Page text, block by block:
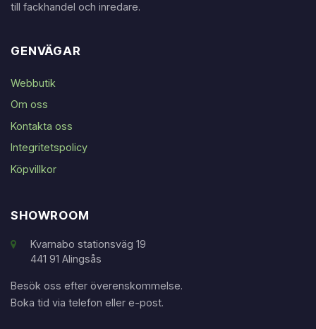
till fackhandel och inredare.
GENVÄGAR
Webbutik
Om oss
Kontakta oss
Integritetspolicy
Köpvillkor
SHOWROOM
Kvarnabo stationsväg 19
441 91 Alingsås
Besök oss efter överenskommelse.
Boka tid via telefon eller e-post.